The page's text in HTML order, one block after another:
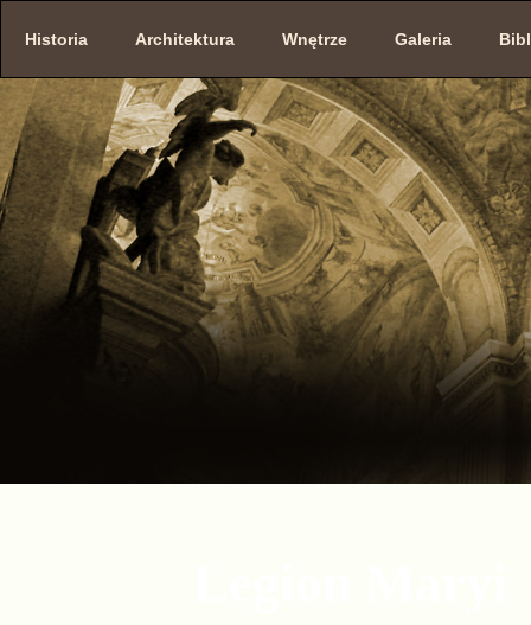
Historia Architektura Wnętrze Galeria